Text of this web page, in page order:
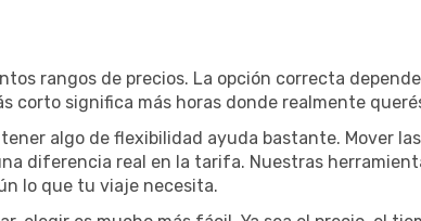
rangos de precios. La opción correcta
corto significa más horas donde realmente
algo de flexibilidad ayuda bastante. Mover
diferencia real en la tarifa. Nuestras
lo que tu viaje necesita.